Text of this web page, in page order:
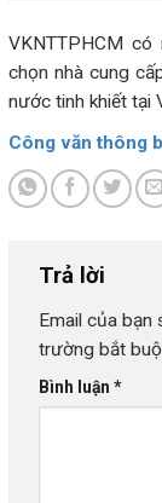
VKNTTPHCM
chọn nhà cung
nước tinh khiết tại
Công văn thông
Trả lời
Email của bạn
trường bắt
Bình luận *